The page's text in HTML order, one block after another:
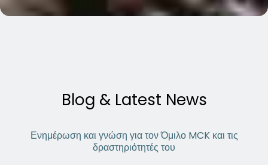
Blog & Latest News
Ενημέρωση και γνώση για τον Όμιλο MCK και τις
δραστηριότητές του